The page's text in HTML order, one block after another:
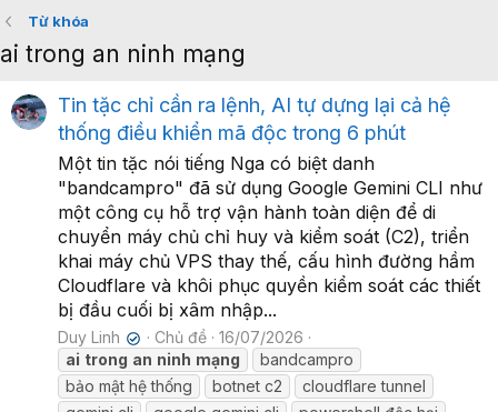
Từ khóa
ai trong an ninh mạng
Tin tặc chỉ cần ra lệnh, AI tự dựng lại cả hệ
thống điều khiển mã độc trong 6 phút
Một tin tặc nói tiếng Nga có biệt danh
"bandcampro" đã sử dụng Google Gemini CLI như
một công cụ hỗ trợ vận hành toàn diện để di
chuyển máy chủ chỉ huy và kiểm soát (C2), triển
khai máy chủ VPS thay thế, cấu hình đường hầm
Cloudflare và khôi phục quyền kiểm soát các thiết
bị đầu cuối bị xâm nhập...
Duy Linh ✔ Chủ đề
16/07/2026
ai trong an ninh mạng
bandcampro
bảo mật hệ thống
botnet c2
cloudflare tunnel